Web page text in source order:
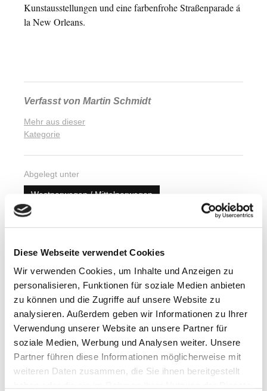
Diese Webseite verwendet Cookies
Wir verwenden Cookies, um Inhalte und Anzeigen zu
personalisieren, Funktionen für soziale Medien anbieten
zu können und die Zugriffe auf unsere Website zu
analysieren. Außerdem geben wir Informationen zu Ihrer
Verwendung unserer Website an unsere Partner für
soziale Medien, Werbung und Analysen weiter. Unsere
Partner führen diese Informationen möglicherweise mit
weiteren Daten zusammen, die Sie ihnen bereitgestellt
Kunstausstellungen und eine farbenfrohe Straßenparade á
la New Orleans.
Verfasst von Martin Schmidt
Mehr aus dieser
Kategorie
Abgelegt unter
Westnorwegen / Mittelnorwegen
Feste / Traditionen / Festivals
Nächster Artikel
Der Nordland Shop
14. Juli 2014
Vorheriger Artikel
Fußball in Norwegen
14. Juli 2014